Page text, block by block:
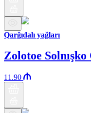
Qarğıdalı yağları
Zolotoe Solnışko
11.90